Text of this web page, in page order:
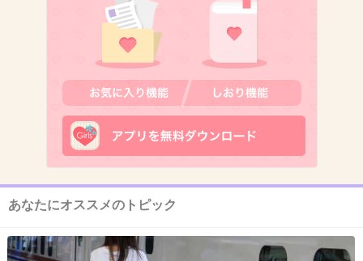
2013/09/03(火) 15:46:59
ハサミ持って近寄ってくるって怖すぎ！
髪ですんだからよかったけど、刺しててもおか
しくなかったでしょ。
7cmはショックだわ…
あなたにオススメのトピック